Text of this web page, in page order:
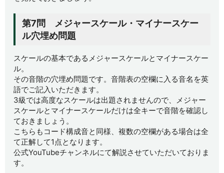
第7問 メジャースケール・マイナースケー
ル穴埋め問題
スケールの基本であるメジャースケールとマイナースケー
ル。
その音階の穴埋め問題です。音階表の空欄に入る音名を英
語でご記入いただきます。
3級では高度なスケールは出題されませんので、メジャー
スケールとマイナースケールだけは全キーで音階を確認し
ておきましょう。
こちらもコード構成音と同様、複数の空欄がある場合は全
て正解して1点となります。
公式YouTubeチャンネルにて解説させていただいておりま
す。